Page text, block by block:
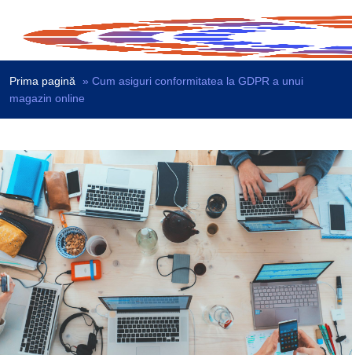
Prima pagină » Cum asiguri conformitatea la GDPR a unui
magazin online